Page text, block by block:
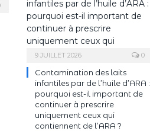
9 JUILLET 2026 0
Contamination des laits
infantiles par de l’huile d’ARA :
pourquoi est-il important de
continuer à prescrire
uniquement ceux qui
contiennent de l’ARA ?